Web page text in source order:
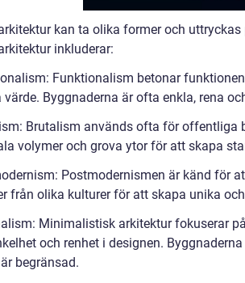
kan ta olika former och
inkluderar:
Funktionalism betonar
värde. Byggnaderna är ofta enkla, rena
Brutalism används ofta för offentliga
volymer och grova ytor för att skapa
Postmodernismen är känd för
från olika kulturer för att skapa unika
Minimalistisk arkitektur fokuserar
och renhet i designen.
begränsad.